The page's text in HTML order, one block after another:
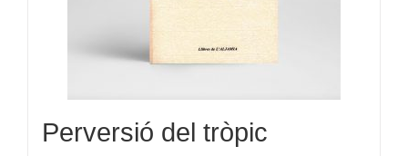
Perversió del tròpic